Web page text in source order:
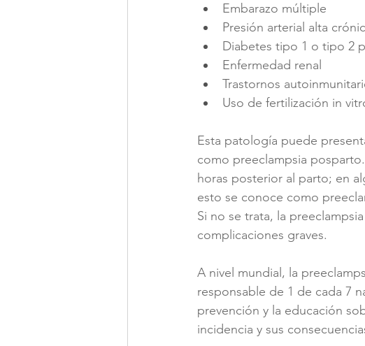
Embarazo múltiple
Presión arterial alta
Diabetes tipo 1 o tipo 2
Enfermedad renal
Trastornos
Uso de fertilización in
Esta patología puede
como preeclampsia
horas posterior al parto; en
esto se conoce como
Si no se trata, la
complicaciones graves.
A nivel mundial, la
responsable de 1 de cada 7
prevención y la educación
incidencia y sus